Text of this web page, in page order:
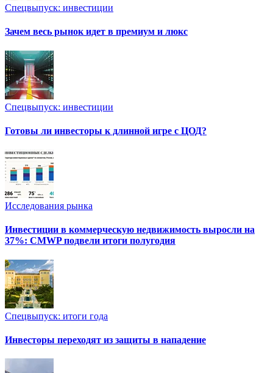
Спецвыпуск: инвестиции
Зачем весь рынок идет в премиум и люкс
Спецвыпуск: инвестиции
Готовы ли инвесторы к длинной игре с ЦОД?
Исследования рынка
Инвестиции в коммерческую недвижимость выросли на
37%: CMWP подвели итоги полугодия
Спецвыпуск: итоги года
Инвесторы переходят из защиты в нападение